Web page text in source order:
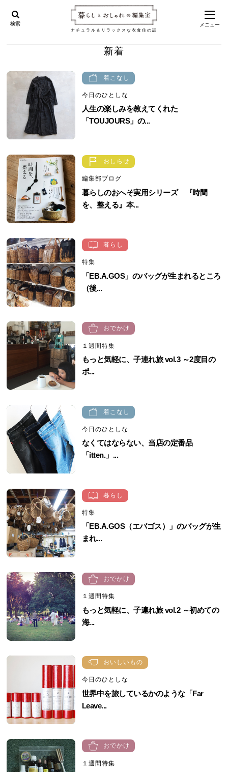
ナチュラル＆リラックスな衣食住の話
検索 メニュー
新着
着こなし
今日のひとしな
人生の楽しみを教えてくれた
「TOUJOURS」の...
おしらせ
編集部ブログ
暮らしのおへそ実用シリーズ 『時間
を、整える』本...
暮らし
特集
「EB.A.GOS」のバッグが生まれるところ
（後...
おでかけ
１週間特集
もっと気軽に、子連れ旅 vol.3 ～2度目の
ポ...
着こなし
今日のひとしな
なくてはならない、当店の定番品
「itten.」...
暮らし
特集
「EB.A.GOS（エバゴス）」のバッグが生
まれ...
おでかけ
１週間特集
もっと気軽に、子連れ旅 vol.2 ～初めての
海...
おいしいもの
今日のひとしな
世界中を旅しているかのような「Far
Leave...
おでかけ
１週間特集